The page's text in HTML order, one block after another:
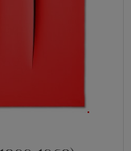
Royal Academy
First World War—he
He became
atmosphere and
Alps. He returned to
refuge in the nearby